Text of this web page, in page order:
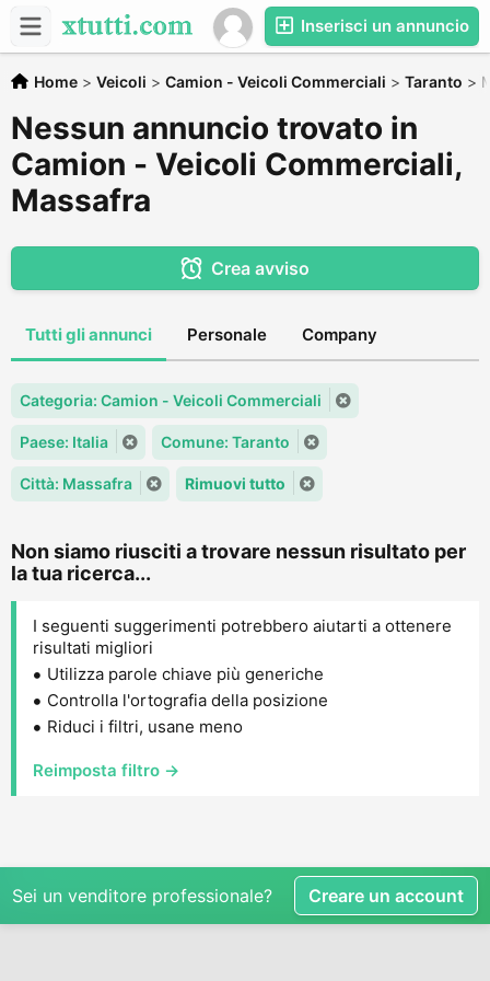
Inserisci un annuncio
Home > Veicoli > Camion - Veicoli Commerciali > Taranto >
Nessun annuncio trovato in
Camion - Veicoli Commerciali,
Massafra
Crea avviso
Tutti gli annunci Personale Company
Categoria: Camion - Veicoli Commerciali
Paese: Italia Comune: Taranto
Città: Massafra Rimuovi tutto
Non siamo riusciti a trovare nessun risultato per
la tua ricerca...
I seguenti suggerimenti potrebbero aiutarti a ottenere
risultati migliori
Utilizza parole chiave più generiche
Controlla l'ortografia della posizione
Riduci i filtri, usane meno
Reimposta filtro →
Sei un venditore professionale? Creare un account